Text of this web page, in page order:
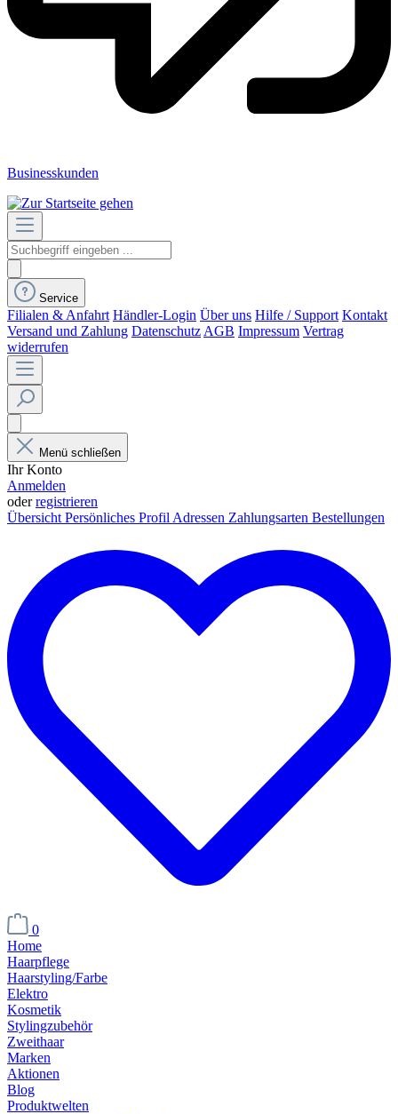
Businesskunden
Service
Filialen & Anfahrt Händler-Login Über uns Hilfe / Support Kontakt
Versand und Zahlung Datenschutz AGB Impressum Vertrag
widerrufen
Menü schließen
Ihr Konto
Anmelden
oderregistrieren
Übersicht Persönliches Profil Adressen Zahlungsarten Bestellungen
0
Home
Haarpflege
Haarstyling/Farbe
Elektro
Kosmetik
Stylingzubehör
Zweithaar
Marken
Aktionen
Blog
Produktwelten